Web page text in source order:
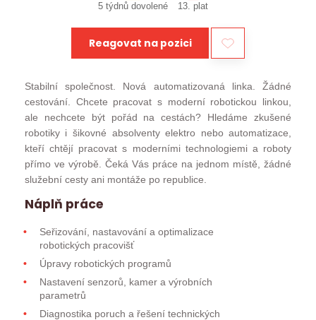
5 týdnů dovolené 13. plat
Reagovat na pozici
Stabilní společnost. Nová automatizovaná linka. Žádné
cestování. Chcete pracovat s moderní robotickou linkou,
ale nechcete být pořád na cestách? Hledáme zkušené
robotiky i šikovné absolventy elektro nebo automatizace,
kteří chtějí pracovat s moderními technologiemi a roboty
přímo ve výrobě. Čeká Vás práce na jednom místě, žádné
služební cesty ani montáže po republice.
Náplň práce
Seřizování, nastavování a optimalizace
robotických pracovišť
Úpravy robotických programů
Nastavení senzorů, kamer a výrobních
parametrů
Diagnostika poruch a řešení technických